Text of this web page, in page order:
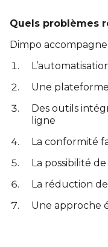
Quels problèmes
Dimpo
Une
Des outils
ligne
La conformité
La possibilité
La réduction
Une approche